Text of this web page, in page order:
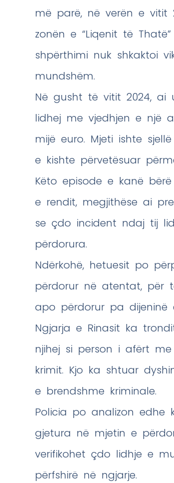
më parë, në verën e vitit
zonën e “Liqenit të
shpërthimi nuk shkaktoi
mundshëm.
Në gusht të vitit 2024,
lidhej me vjedhjen e një
mijë euro. Mjeti ishte
e kishte përvetësuar
Këto episode e kanë
e rendit, megjithëse ai
se çdo incident ndaj tij
përdorura.
Ndërkohë, hetuesit po
përdorur në atentat, për
apo përdorur pa dijeninë
Ngjarja e Rinasit ka
njihej si person i afërt
krimit. Kjo ka shtuar
e brendshme kriminale.
Policia po analizon edhe
gjetura në mjetin e
verifikohet çdo lidhje e
përfshirë në ngjarje.